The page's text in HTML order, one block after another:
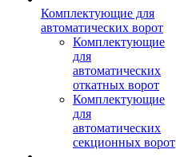
Комплектующие для
автоматических ворот
Комплектующие
для
автоматических
откатных ворот
Комплектующие
для
автоматических
секционных ворот